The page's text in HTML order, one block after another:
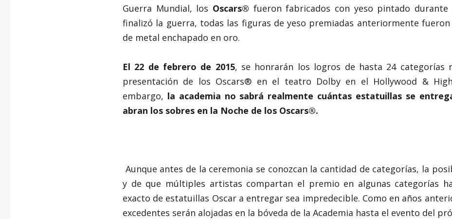
Guerra Mundial, los Oscars® fueron fabricados con yeso pintado durante
finalizó la guerra, todas las figuras de yeso premiadas anteriormente
de metal enchapado en oro.
El 22 de febrero de 2015, se honrarán los logros de hasta 24 categorías
presentación de los Oscars® en el teatro Dolby en el Hollywood &
embargo, la academia no sabrá realmente cuántas estatuillas se
abran los sobres en la Noche de los Oscars®.
Aunque antes de la ceremonia se conozcan la cantidad de categorías, la
y de que múltiples artistas compartan el premio en algunas categorías
exacto de estatuillas Oscar a entregar sea impredecible. Como en años
excedentes serán alojadas en la bóveda de la Academia hasta el evento del